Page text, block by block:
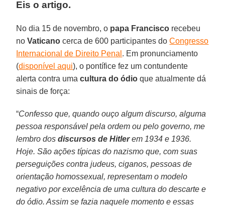
Eis o artigo.
No dia 15 de novembro, o papa Francisco recebeu
noVaticano cerca de 600 participantes doCongresso
Internacional de Direito Penal . Em pronunciamento
(disponível aqui), o pontífice fez um contundente
alerta contra umacultura do ódio que atualmente dá
sinais de força:
“Confesso que, quando ouço algum discurso, alguma
pessoa responsável pela ordem ou pelo governo, me
lembro dosdiscursos de Hitlerem 1934 e 1936.
Hoje. São ações típicas do nazismo que, com suas
perseguições contra judeus, ciganos, pessoas de
orientação homossexual, representam o modelo
negativo por excelência de uma cultura do descarte e
do ódio. Assim se fazia naquele momento e essas